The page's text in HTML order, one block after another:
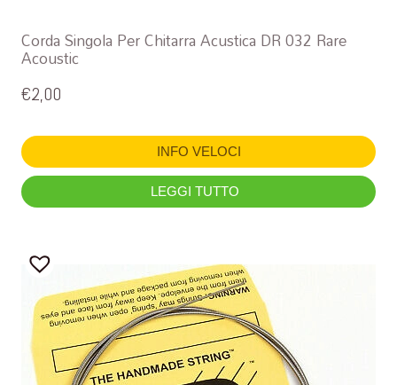
Corda Singola Per Chitarra Acustica DR 032 Rare
Acoustic
€2,00
INFO VELOCI
LEGGI TUTTO